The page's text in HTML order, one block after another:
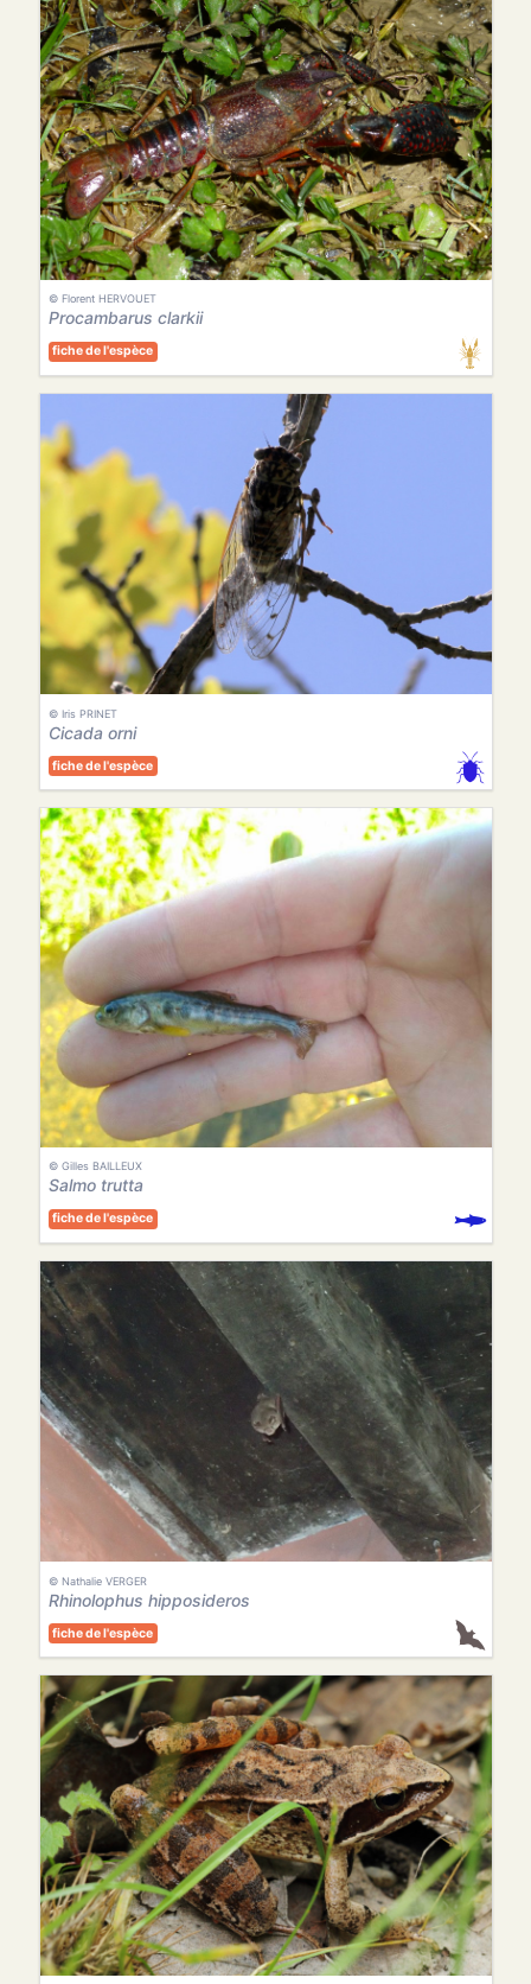
© Florent HERVOUET
Procambarus clarkii
fiche de l'espèce
© Iris PRINET
Cicada orni
fiche de l'espèce
© Gilles BAILLEUX
Salmo trutta
fiche de l'espèce
© Nathalie VERGER
Rhinolophus hipposideros
fiche de l'espèce